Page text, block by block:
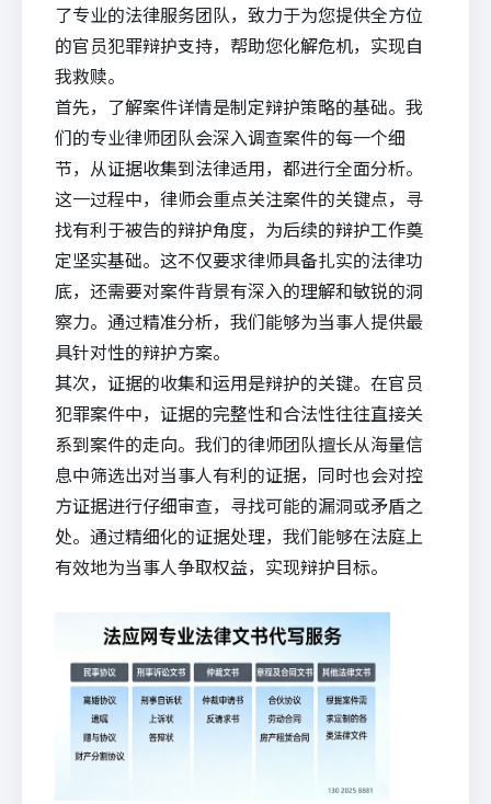
了专业的法律服务团队，致力于为您提供全方位
的官员犯罪辩护支持，帮助您化解危机，实现自
我救赎。
首先，了解案件详情是制定辩护策略的基础。我
们的专业律师团队会深入调查案件的每一个细
节，从证据收集到法律适用，都进行全面分析。
这一过程中，律师会重点关注案件的关键点，寻
找有利于被告的辩护角度，为后续的辩护工作奠
定坚实基础。这不仅要求律师具备扎实的法律功
底，还需要对案件背景有深入的理解和敏锐的洞
察力。通过精准分析，我们能够为当事人提供最
具针对性的辩护方案。
其次，证据的收集和运用是辩护的关键。在官员
犯罪案件中，证据的完整性和合法性往往直接关
系到案件的走向。我们的律师团队擅长从海量信
息中筛选出对当事人有利的证据，同时也会对控
方证据进行仔细审查，寻找可能的漏洞或矛盾之
处。通过精细化的证据处理，我们能够在法庭上
有效地为当事人争取权益，实现辩护目标。